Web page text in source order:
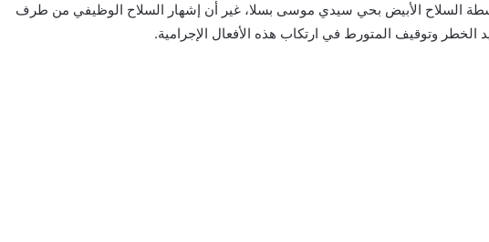
السلاح الأبيض بحي سيدي موسى بسلا، غير أن إشهار السلاح الوظيفي من طرف
وتوقيف المتورط في ارتكاب هذه الأفعال الإجرامية.